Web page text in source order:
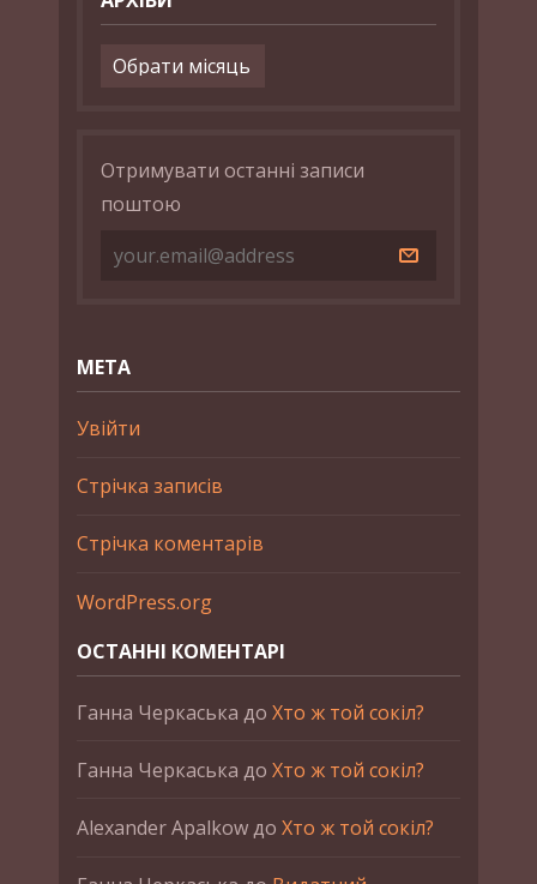
Архіви
Отримувати останні записи
поштою
МЕТА
Увійти
Стрічка записів
Стрічка коментарів
WordPress.org
ОСТАННІ КОМЕНТАРІ
Ганна Черкаська до Хто ж той сокіл?
Ганна Черкаська до Хто ж той сокіл?
Alexander Apalkowдо Хто ж той сокіл?